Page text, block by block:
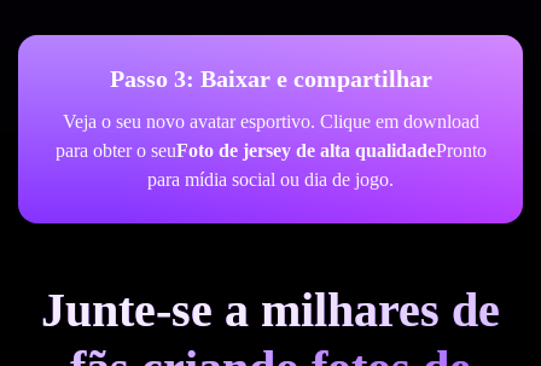
Passo 3: Baixar e compartilhar
Veja o seu novo avatar esportivo. Clique em download
para obter o seuFoto de jersey de alta qualidadePronto
para mídia social ou dia de jogo.
Junte-se a milhares de